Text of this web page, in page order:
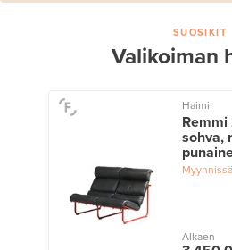
SUOSIKIT
Valikoiman
Haimi
sohva,
Myynnissä
Alkaen